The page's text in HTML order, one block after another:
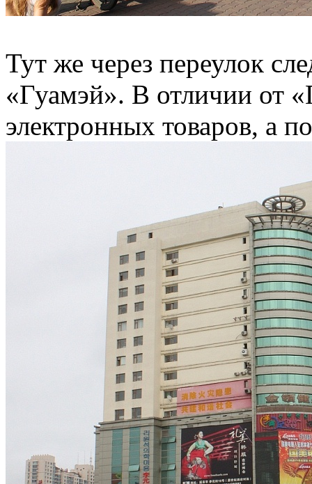
Тут же через переулок
«Гуамэй». В отличии от
электронных товаров, а